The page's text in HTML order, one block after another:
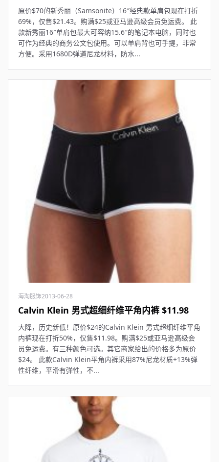
原价$70的新秀丽（Samsonite）16″经典款单肩包现在打折
69%，仅售$21.43。购满$25或亚马逊高级会员免运费。 此
款新秀丽16″单肩包最大可容纳15.6″的笔记本电脑，同时也
可作为经典的商务公文包使用。可以单肩背也可手提，非常
方便。采用1680D弹道尼龙材料，防水...
海淘服饰2013-06-28
Calvin Klein 男式超细纤维平角内裤 $11.98
大降，历史新低！原价$24的Calvin Klein 男式超细纤维平角
内裤现在打折50%，仅售$11.98。购满$25或亚马逊高级会
员免运费。有三种颜色可选。其它商家给出的价格多为原价
$24。 此款Calvin Klein平角内裤采用87%尼龙材质+13%弹
性纤维，平滑有弹性，不...